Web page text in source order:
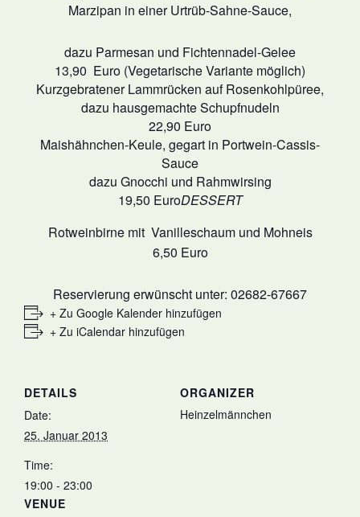
Marzipan in einer Urtrüb-Sahne-Sauce,
dazu Parmesan und Fichtennadel-Gelee
13,90 Euro (Vegetarische Variante möglich)
Kurzgebratener Lammrücken auf Rosenkohlpüree,
dazu hausgemachte Schupfnudeln
22,90 Euro
Maishähnchen-Keule, gegart in Portwein-Cassis-
Sauce
dazu Gnocchi und Rahmwirsing
19,50 EuroDESSERT
Rotweinbirne mit Vanilleschaum und Mohneis
6,50 Euro
Reservierung erwünscht unter: 02682-67667
+ Zu Google Kalender hinzufügen
+ Zu iCalendar hinzufügen
DETAILS
Date:
25. Januar 2013
Time:
19:00 - 23:00
VENUE
ORGANIZER
Heinzelmännchen